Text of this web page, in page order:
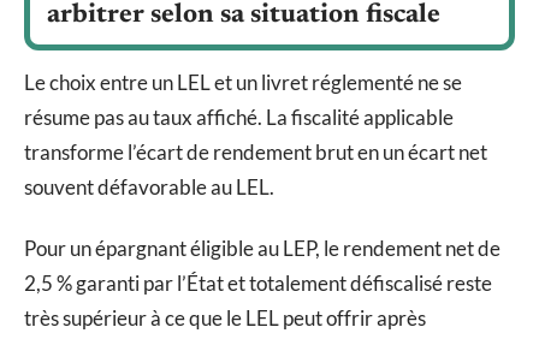
arbitrer selon sa situation fiscale
Le choix entre un LEL et un livret réglementé ne se
résume pas au taux affiché. La fiscalité applicable
transforme l’écart de rendement brut en un écart net
souvent défavorable au LEL.
Pour un épargnant éligible au LEP, le rendement net de
2,5 % garanti par l’État et totalement défiscalisé reste
très supérieur à ce que le LEL peut offrir après